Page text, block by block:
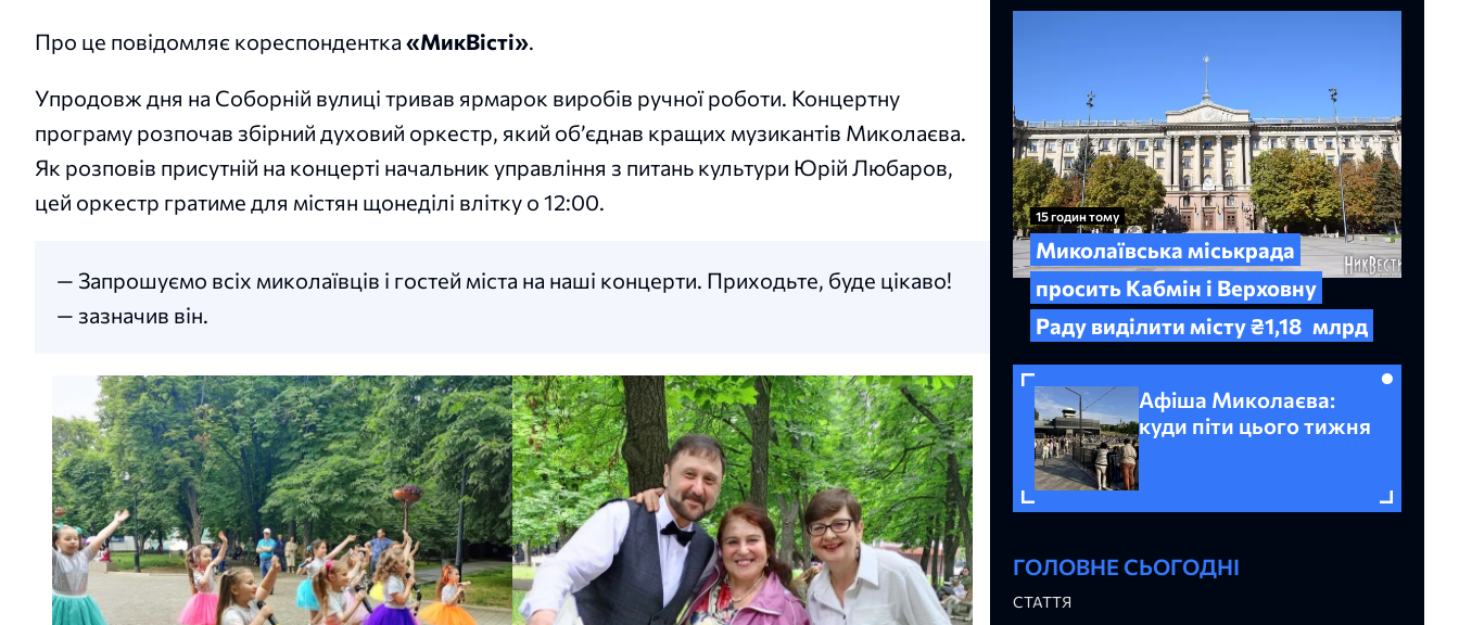
Про це повідомляє кореспондентка «МикВісті».
Упродовж дня на Соборній вулиці тривав ярмарок виробів ручної роботи. Концертну
програму розпочав збірний духовий оркестр, який об’єднав кращих музикантів Миколаєва.
Як розповів присутній на концерті начальник управління з питань культури Юрій Любаров,
цей оркестр гратиме для містян щонеділі влітку о 12:00.
— Запрошуємо всіх миколаївців і гостей міста на наші концерти. Приходьте, буде цікаво!
— зазначив він.
15 годин тому
Миколаївська міськрада
просить Кабмін і Верховну
Раду виділити місту ₴1,18 млрд
Афіша Миколаєва:
куди піти цього тижня
ГОЛОВНЕ СЬОГОДНІ
СТАТТЯ